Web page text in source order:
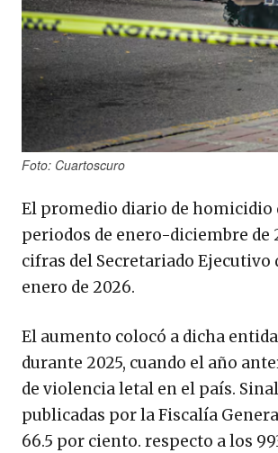
Foto: Cuartoscuro
El promedio diario de homicidio
periodos de enero-diciembre de
cifras del Secretariado Ejecutivo
enero de 2026.
El aumento colocó a dicha
durante 2025, cuando el año
de violencia letal en el país.
publicadas por la Fiscalía
66.5 por ciento. respecto a los